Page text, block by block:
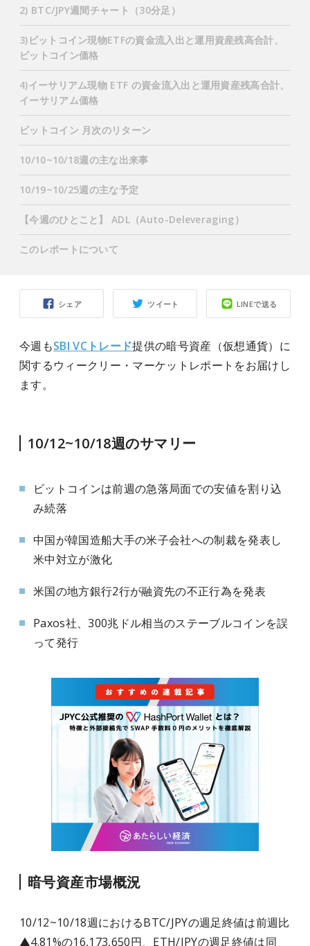
シェア ツイート LINEで送る
今週もSBI VCトレード提供の暗号資産（仮想通貨）に
関するウィークリー・マーケットレポートをお届けし
ます。
10/12~10/18週のサマリー
ビットコインは前週の急落局面での安値を割り込
み続落
中国が韓国造船大手の米子会社への制裁を発表し
米中対立が激化
米国の地方銀行2行が融資先の不正行為を発表
Paxos社、300兆ドル相当のステーブルコインを誤
って発行
暗号資産市場概況
10/12~10/18週におけるBTC/JPYの週足終値は前週比
▲4.81%の16,173,650円、ETH/JPYの週足終値は同
2) BTC/JPY週間チャート（30分足）
3)ビットコイン現物ETFの資金流入出と運用資産残高合計、
ビットコイン価格
4)イーサリアム現物 ETF の資金流入出と運用資産残高合計、
イーサリアム価格
ビットコイン 月次のリターン
10/10~10/18週の主な出来事
10/19~10/25週の主な予定
【今週のひとこと】 ADL（Auto-Deleveraging）
このレポートについて